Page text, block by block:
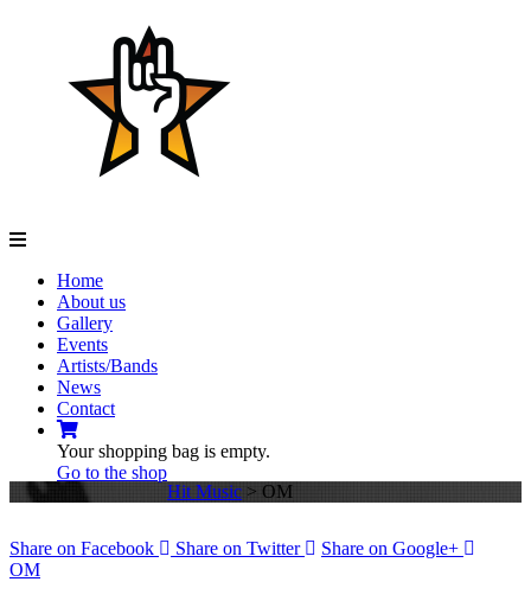
Home
About us
Gallery
Events
Artists/Bands
News
Contact
Your shopping bag is empty.
Go to the shop
Hit Music > OM
Share on Facebook Share on Twitter
Share on Google+
OM